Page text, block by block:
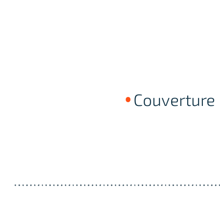
Couverture